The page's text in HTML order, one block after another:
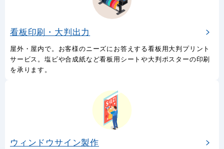
看板印刷・大判出力
屋外・屋内で。お客様のニーズにお答えする看板用大判プリント
サービス。塩ビや合成紙など看板用シートや大判ポスターの印刷
を承ります。
ウィンドウサイン製作